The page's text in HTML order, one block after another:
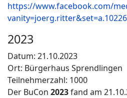
https://www.facebook.com/
2023
Datum: 21.10.2023
Ort: Bürgerhaus Sprendlingen
Teilnehmerzahl: 1000
Der BuCon 2023fand am